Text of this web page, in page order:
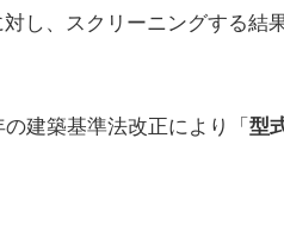
し、スクリーニングする結果
建築基準法改正により「 型